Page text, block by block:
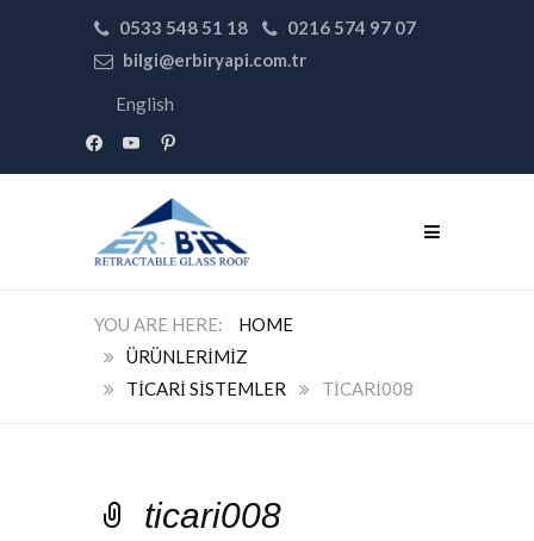
0533 548 51 18
0216 574 97 07
bilgi@erbiryapi.com.tr
English
facebookyoutubepinterest
HOME
ÜRÜNLERIMIZ
TICARI SISTEMLER
TICARI008
ticari008